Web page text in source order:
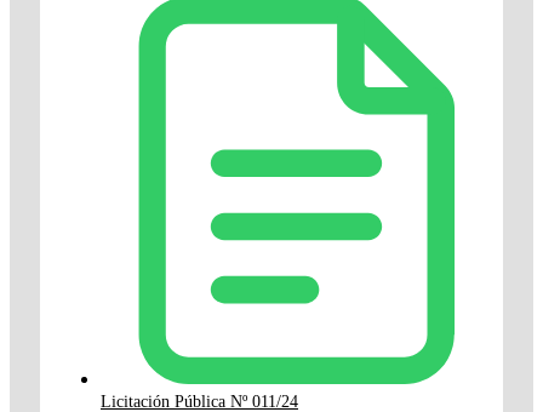
Licitación Pública Nº 011/24